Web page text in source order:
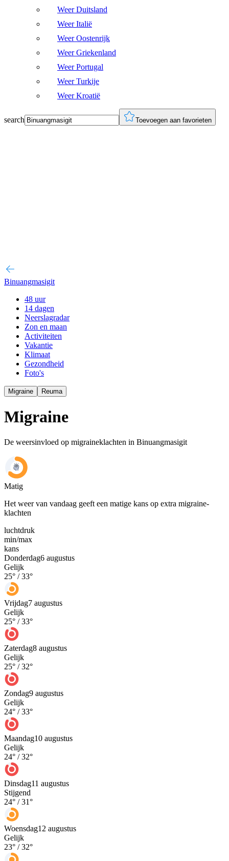
Weer Duitsland
Weer Italië
Weer Oostenrijk
Weer Griekenland
Weer Portugal
Weer Turkije
Weer Kroatië
search Toevoegen aan favorieten
Binuangmasigit
48 uur
14 dagen
Neerslagradar
Zon en maan
Activiteiten
Vakantie
Klimaat
Gezondheid
Foto's
Migraine Reuma
Migraine
De weersinvloed op migraineklachten in Binuangmasigit
Matig
Het weer van vandaag geeft een matige kans op extra migraine-
klachten
luchtdruk
min/max
kans
Donderdag6 augustus
Gelijk
25° /33°
Vrijdag7 augustus
Gelijk
25° /33°
Zaterdag8 augustus
Gelijk
25° /32°
Zondag9 augustus
Gelijk
24° /33°
Maandag10 augustus
Gelijk
24° /32°
Dinsdag11 augustus
Stijgend
24° /31°
Woensdag12 augustus
Gelijk
23° /32°